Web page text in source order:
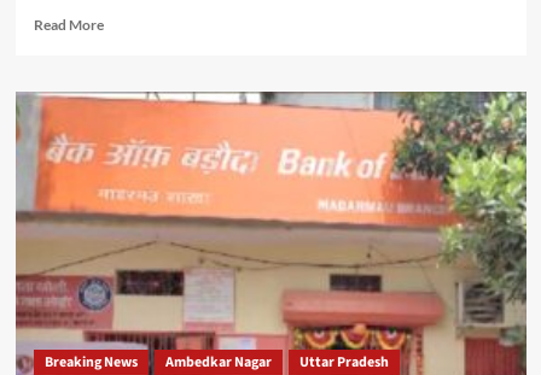
Read MoreRead
UP
डीह
बाबा
स्थल
पर
उगी
झाड़ियां
बनीं
खतरा,
सफाई
कर्मचारी
Breaking News Ambedkar Nagar Uttar Pradesh